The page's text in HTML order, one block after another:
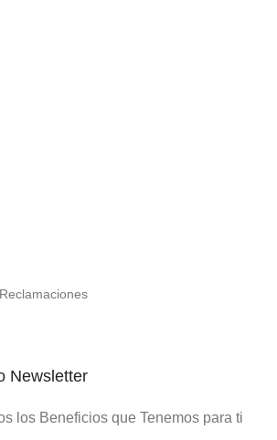
Newsletter
los Beneficios que Tenemos para ti